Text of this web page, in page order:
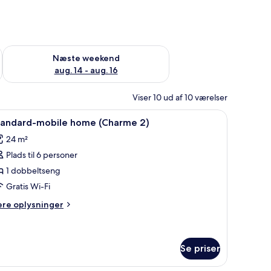
aug. 7 - aug. 9
Næste weekend
aug. 14 - aug. 16
Tjek tilgængelighed for næste weekend aug. 14 - aug. 16
Viser 10 ud af 10 værelser
på væggen.
og et vindue med gardiner. Spisestue med et bord dækket til fire
2 mobile home (Charme 2)
24 m²
Plads til 6 personer
1 dobbeltseng
Gratis Wi-Fi
oplysninger
Se priser